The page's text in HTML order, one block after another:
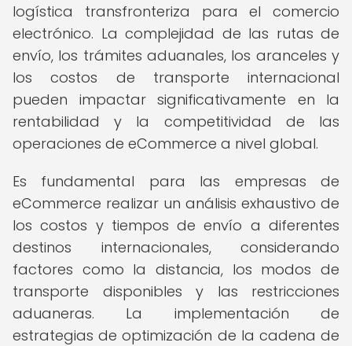
logística transfronteriza para el comercio
electrónico. La complejidad de las rutas de
envío, los trámites aduanales, los aranceles y
los costos de transporte internacional
pueden impactar significativamente en la
rentabilidad y la competitividad de las
operaciones de eCommerce a nivel global.
Es fundamental para las empresas de
eCommerce realizar un análisis exhaustivo de
los costos y tiempos de envío a diferentes
destinos internacionales, considerando
factores como la distancia, los modos de
transporte disponibles y las restricciones
aduaneras. La implementación de
estrategias de optimización de la cadena de